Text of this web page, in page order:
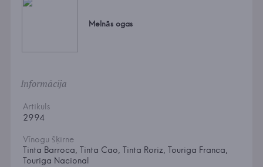
Melnās ogas
Informācija
Artikuls
2994
Vīnogu šķirne
Tinta Barroca, Tinta Cao, Tinta Roriz, Touriga Franca,
Touriga Nacional